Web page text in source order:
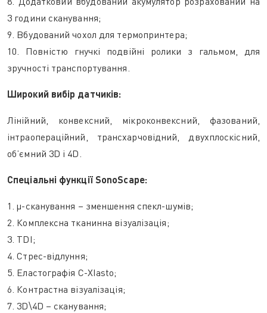
3 години сканування;
9. Вбудований чохол для термопринтера;
10. Повністю гнучкі подвійні ролики з гальмом, для
зручності транспортування.
Широкий вибір датчиків:
Лінійний, конвексний, мікроконвексний, фазований,
інтраопераційний, трансхарчовідний, двухплоскісний,
об’ємний 3D і 4D.
Спеціальні функції SonoScape:
1. μ-сканування – зменшення спекл-шумів;
2. Комплексна тканинна візуалізація;
3. TDI;
4. Стрес-відлуння;
5. Еластографія C-XIasto;
6. Контрастна візуалізація;
7. 3D\4D – сканування;